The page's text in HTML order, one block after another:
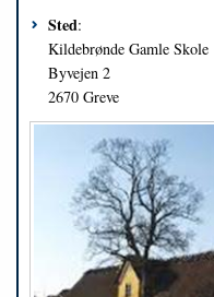
Sted:
Kildebrønde Gamle Skole
Byvejen 2
2670 Greve